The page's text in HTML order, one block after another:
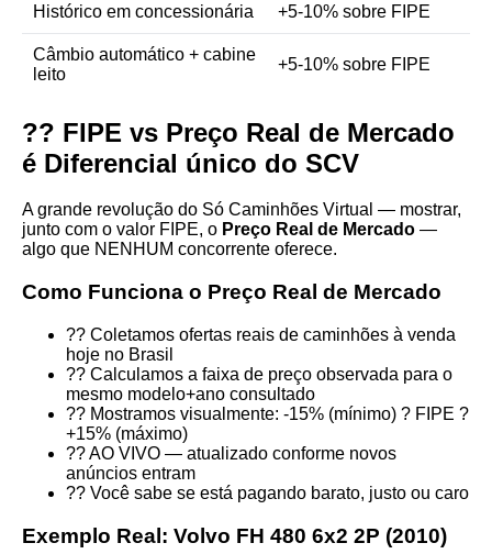
Histórico em concessionária +5-10% sobre FIPE
Câmbio automático + cabine
leito
+5-10% sobre FIPE
?? FIPE vs Preço Real de Mercado
é Diferencial único do SCV
A grande revolução do Só Caminhões Virtual — mostrar,
junto com o valor FIPE, o Preço Real de Mercado —
algo que NENHUM concorrente oferece.
Como Funciona o Preço Real de Mercado
?? Coletamos ofertas reais de caminhões à venda
hoje no Brasil
?? Calculamos a faixa de preço observada para o
mesmo modelo+ano consultado
?? Mostramos visualmente: -15% (mínimo) ? FIPE ?
+15% (máximo)
?? AO VIVO — atualizado conforme novos
anúncios entram
?? Você sabe se está pagando barato, justo ou caro
Exemplo Real: Volvo FH 480 6x2 2P (2010)